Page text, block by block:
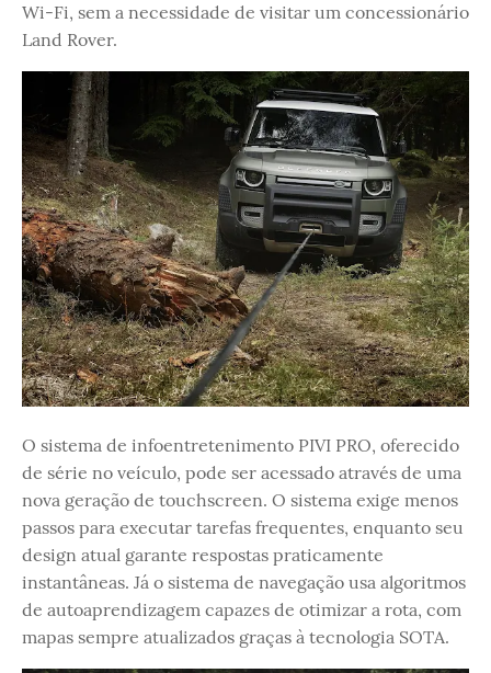
Wi-Fi, sem a necessidade de visitar um concessionário
Land Rover.
O sistema de infoentretenimento PIVI PRO, oferecido
de série no veículo, pode ser acessado através de uma
nova geração de touchscreen. O sistema exige menos
passos para executar tarefas frequentes, enquanto seu
design atual garante respostas praticamente
instantâneas. Já o sistema de navegação usa algoritmos
de autoaprendizagem capazes de otimizar a rota, com
mapas sempre atualizados graças à tecnologia SOTA.